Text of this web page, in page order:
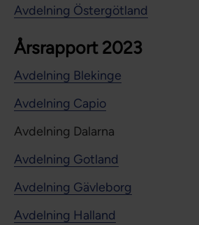
Avdelning Östergötland
Årsrapport 2023
Avdelning Blekinge
Avdelning Capio
Avdelning Dalarna
Avdelning Gotland
Avdelning Gävleborg
Avdelning Halland